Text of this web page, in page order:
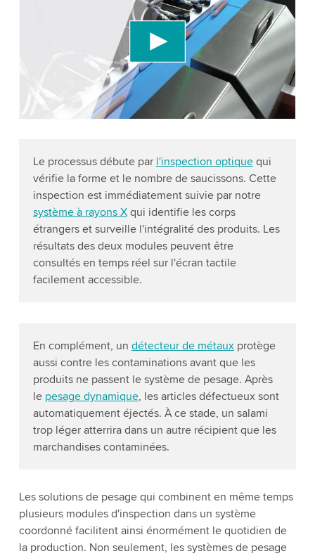
We use a third party service to embed video
content that may collect data about your activity.
Please review the details and accept the service
to watch this video.
More information
Le processus débute par l'inspection optiquequi
vérifie la forme et le nombre de saucissons. Cette
inspection est immédiatement suivie par notre
système à rayons Xqui identifie les corps
étrangers et surveille l'intégralité des produits. Les
résultats des deux modules peuvent être
consultés en temps réel sur l'écran tactile
facilement accessible.
En complément, un détecteur de métauxprotège
aussi contre les contaminations avant que les
produits ne passent le système de pesage. Après
le pesage dynamique, les articles défectueux sont
automatiquement éjectés. À ce stade, un salami
trop léger atterrira dans un autre récipient que les
marchandises contaminées.
Les solutions de pesage qui combinent en même temps
plusieurs modules d'inspection dans un système
coordonné facilitent ainsi énormément le quotidien de
la production. Non seulement, les systèmes de pesage